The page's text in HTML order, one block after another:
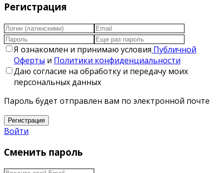
Регистрация
Я ознакомлен и принимаю условия Публичной
Оферты и Политики конфиденциальности
Даю согласие на обработку и передачу моих
персональных данных
Пароль будет отправлен вам по электронной почте
Регистрация
Войти
Сменить пароль